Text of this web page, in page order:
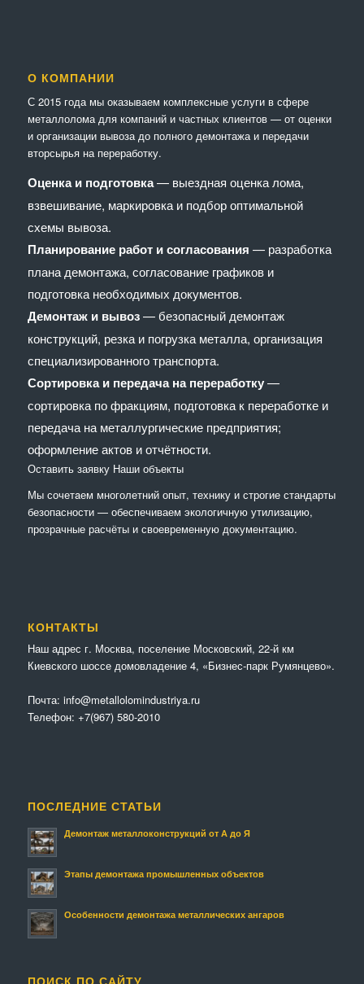
О КОМПАНИИ
С 2015 года мы оказываем комплексные услуги в сфере
металлолома для компаний и частных клиентов — от оценки
и организации вывоза до полного демонтажа и передачи
вторсырья на переработку.
Оценка и подготовка— выездная оценка лома,
взвешивание, маркировка и подбор оптимальной
схемы вывоза.
Планирование работ и согласования — разработка
плана демонтажа, согласование графиков и
подготовка необходимых документов.
Демонтаж и вывоз— безопасный демонтаж
конструкций, резка и погрузка металла, организация
специализированного транспорта.
Сортировка и передача на переработку—
сортировка по фракциям, подготовка к переработке и
передача на металлургические предприятия;
оформление актов и отчётности.
Оставить заявку Наши объекты
Мы сочетaем многолетний опыт, технику и строгие стандарты
безопасности — обеспечиваем экологичную утилизацию,
прозрачные расчёты и своевременную документацию.
КОНТАКТЫ
Наш адрес г. Москва, поселение Московский, 22-й км
Киевского шоссе домовладение 4, «Бизнес-парк Румянцево».
Почта: info@metallolomindustriya.ru
Телефон: +7(967) 580-2010
ПОСЛЕДНИЕ СТАТЬИ
Демонтаж металлоконструкций от А до Я
Этапы демонтажа промышленных объектов
Особенности демонтажа металлических ангаров
ПОИСК ПО САЙТУ